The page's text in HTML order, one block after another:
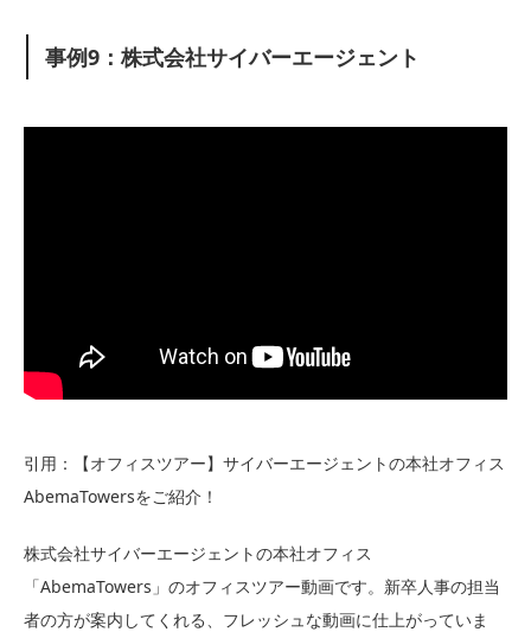
事例9：株式会社サイバーエージェント
引用：【オフィスツアー】サイバーエージェントの本社オフィス
AbemaTowersをご紹介！
株式会社サイバーエージェントの本社オフィス
「AbemaTowers」のオフィスツアー動画です。新卒人事の担当
者の方が案内してくれる、フレッシュな動画に仕上がっていま